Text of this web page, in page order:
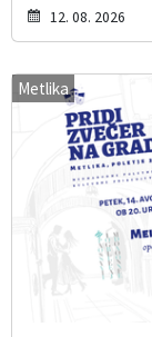
12. 08. 2026
Metlika